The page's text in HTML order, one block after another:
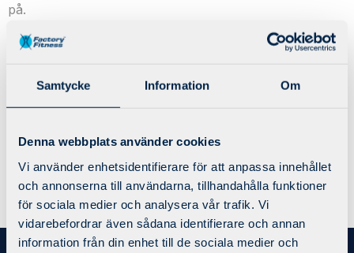
Samtycke Information Om
Denna webbplats använder cookies
Vi använder enhetsidentifierare för att anpassa innehållet
och annonserna till användarna, tillhandahålla funktioner
för sociala medier och analysera vår trafik. Vi
vidarebefordrar även sådana identifierare och annan
information från din enhet till de sociala medier och
på.
Som tidigare har vi kvar möjligheten att teckna
Lidköping mot extra avgift 100 kr/månaden.
För att se mer info om anläggningarna:
Linköpingwww.x-forcelinkoping.se
Norrköping www.factoryfitness.se